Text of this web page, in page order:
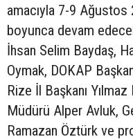
amacıyla 7-9 Ağustos
boyunca devam
İhsan Selim Baydaş,
Oymak, DOKAP
Rize İl Başkanı
Müdürü Alper Avluk,
Ramazan Öztürk ve